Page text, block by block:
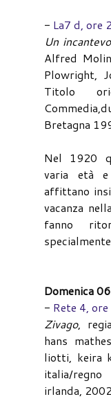
- La7 d, ore
Un
Alfred
Plowright,
Titolo
Bretagna
Nel 1920
varia età e
affittano
vacanza
fanno
Domenica 06
- Rete 4,
Zivago,
hans
liotti, keira
italia/
irlanda, 2002